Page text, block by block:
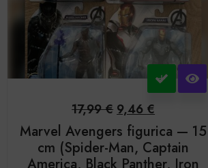
17,99€9,46€
Marvel Avengers figurica — 15
cm (Spider-Man, Captain